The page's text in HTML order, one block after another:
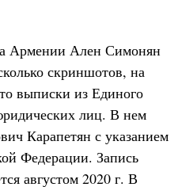
Армении Ален Симонян
скриншотов, на
выписки из Единого
лиц. В нем
Карапетян с указанием
Федерации. Запись
августом 2020 г. В